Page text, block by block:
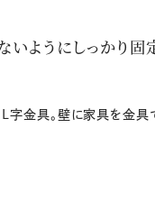
ようにしっかり固
字金具。壁に家具を金具